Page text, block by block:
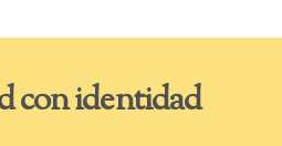
con identidad